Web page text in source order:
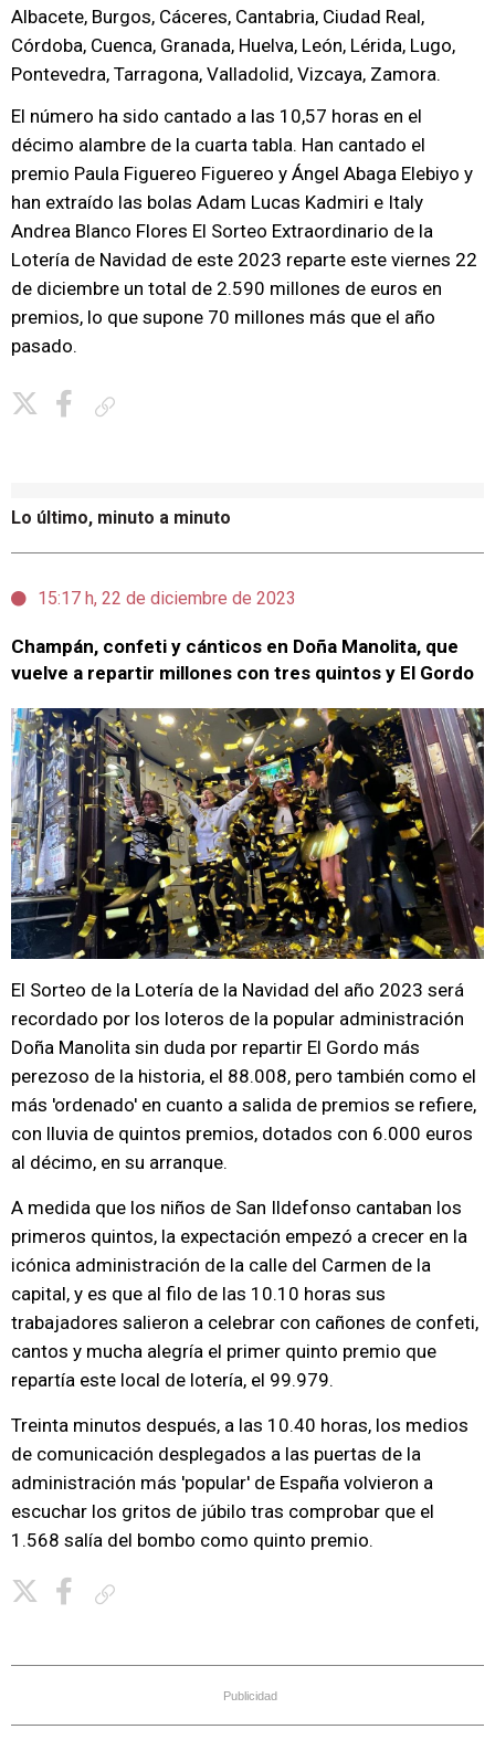
Albacete, Burgos, Cáceres, Cantabria, Ciudad Real,
Córdoba, Cuenca, Granada, Huelva, León, Lérida, Lugo,
Pontevedra, Tarragona, Valladolid, Vizcaya, Zamora.
El número ha sido cantado a las 10,57 horas en el
décimo alambre de la cuarta tabla. Han cantado el
premio Paula Figuereo Figuereo y Ángel Abaga Elebiyo y
han extraído las bolas Adam Lucas Kadmiri e Italy
Andrea Blanco Flores El Sorteo Extraordinario de la
Lotería de Navidad de este 2023 reparte este viernes 22
de diciembre un total de 2.590 millones de euros en
premios, lo que supone 70 millones más que el año
pasado.
Lo último, minuto a minuto
15:17 h, 22 de diciembre de 2023
Champán, confeti y cánticos en Doña Manolita, que
vuelve a repartir millones con tres quintos y El Gordo
El Sorteo de la Lotería de la Navidad del año 2023 será
recordado por los loteros de la popular administración
Doña Manolita sin duda por repartir El Gordo más
perezoso de la historia, el 88.008, pero también como el
más 'ordenado' en cuanto a salida de premios se refiere,
con lluvia de quintos premios, dotados con 6.000 euros
al décimo, en su arranque.
A medida que los niños de San Ildefonso cantaban los
primeros quintos, la expectación empezó a crecer en la
icónica administración de la calle del Carmen de la
capital, y es que al filo de las 10.10 horas sus
trabajadores salieron a celebrar con cañones de confeti,
cantos y mucha alegría el primer quinto premio que
repartía este local de lotería, el 99.979.
Treinta minutos después, a las 10.40 horas, los medios
de comunicación desplegados a las puertas de la
administración más 'popular' de España volvieron a
escuchar los gritos de júbilo tras comprobar que el
1.568 salía del bombo como quinto premio.
Publicidad